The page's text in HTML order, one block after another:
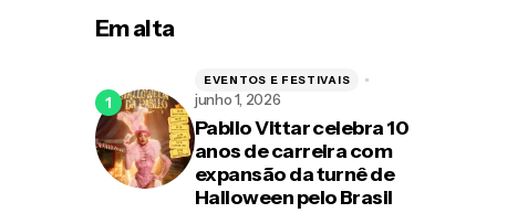
Em alta
Pabllo Vittar celebra 10
anos de carreira com
expansão da turnê de
Halloween pelo Brasil
EVENTOS E FESTIVAIS
junho 1, 2026